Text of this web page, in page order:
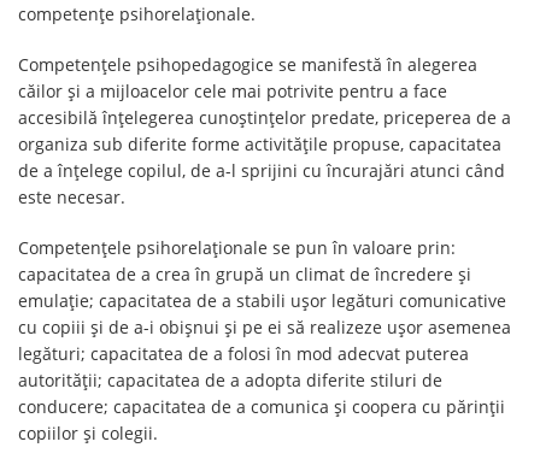
competențe psihorelaționale.
Competențele psihopedagogice se manifestă în alegerea
căilor și a mijloacelor cele mai potrivite pentru a face
accesibilă înțelegerea cunoștințelor predate, priceperea de a
organiza sub diferite forme activitățile propuse, capacitatea
de a înțelege copilul, de a-l sprijini cu încurajări atunci când
este necesar.
Competențele psihorelaționale se pun în valoare prin:
capacitatea de a crea în grupă un climat de încredere și
emulație; capacitatea de a stabili ușor legături comunicative
cu copiii și de a-i obișnui și pe ei să realizeze ușor asemenea
legături; capacitatea de a folosi în mod adecvat puterea
autorității; capacitatea de a adopta diferite stiluri de
conducere; capacitatea de a comunica și coopera cu părinții
copiilor și colegii.